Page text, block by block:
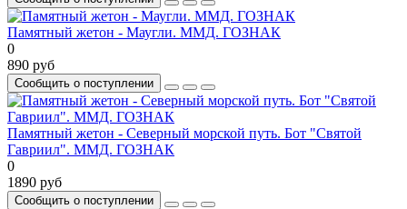
Памятный жетон - Маугли. ММД. ГОЗНАК
0
890 руб
Сообщить о поступлении
Памятный жетон - Северный морской путь. Бот "Святой
Гавриил". ММД. ГОЗНАК
0
1890 руб
Сообщить о поступлении